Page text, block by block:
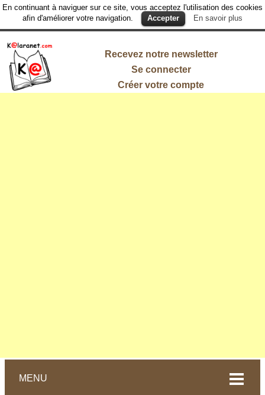
En continuant à naviguer sur ce site, vous acceptez l'utilisation des cookies
afin d'améliorer votre navigation.
Accepter En savoir plus
Recevez notre newsletter
Se connecter
Créer votre compte
MENU